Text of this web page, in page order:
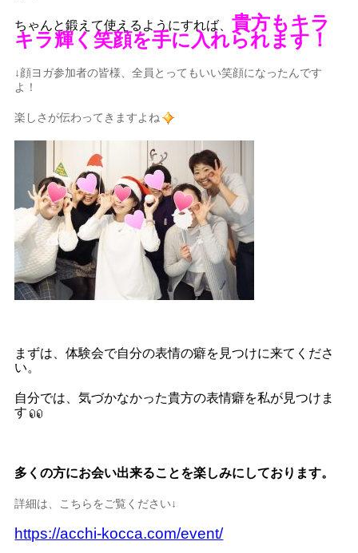
ちゃんと鍛えて使えるようにすれば、貴方もキラ
キラ輝く笑顔を手に入れられます！
↓顔ヨガ参加者の皆様、全員とってもいい笑顔になったんです
よ！
楽しさが伝わってきますよね
まずは、体験会で自分の表情の癖を見つけに来てくださ
い。
自分では、気づかなかった貴方の表情癖を私が見つけま
す
多くの方にお会い出来ることを楽しみにしております。
詳細は、こちらをご覧ください↓
https://acchi-kocca.com/event/